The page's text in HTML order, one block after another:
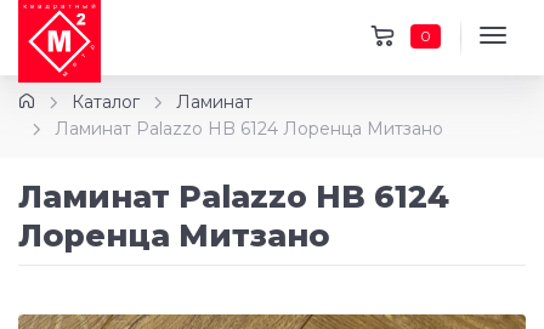
0
Каталог
Ламинат
Ламинат Palazzo HB 6124 Лоренца Митзано
Ламинат Palazzo HB 6124
Лоренца Митзано